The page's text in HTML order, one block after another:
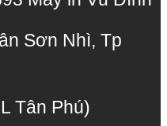
Sơn Nhì, Tp
Tân Phú)